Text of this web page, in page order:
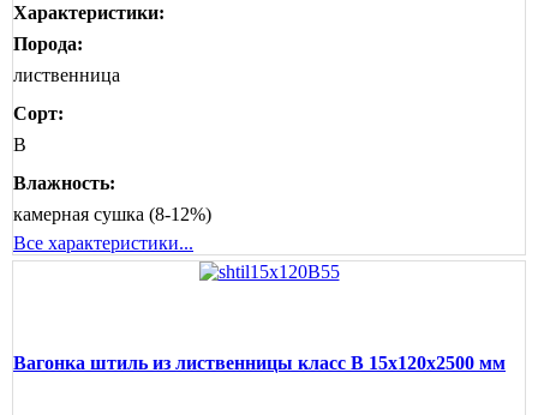
Характеристики:
Порода:
лиственница
Сорт:
B
Влажность:
камерная сушка (8-12%)
Все характеристики...
Вагонка штиль из лиственницы класс В 15x120x2500 мм